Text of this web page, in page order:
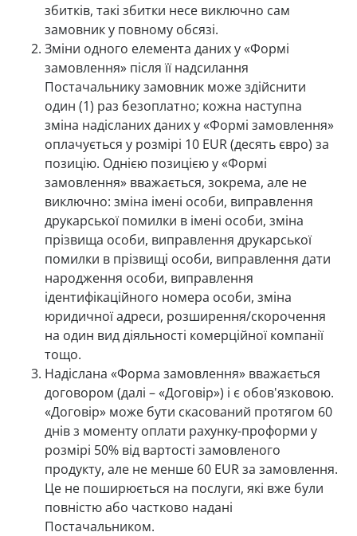
збитків, такі збитки несе виключно сам
замовник у повному обсязі.
Зміни одного елемента даних у «Формі
замовлення» після її надсилання
Постачальнику замовник може здійснити
один (1) раз безоплатно; кожна наступна
зміна надісланих даних у «Формі замовлення»
оплачується у розмірі 10 EUR (десять євро) за
позицію. Однією позицією у «Формі
замовлення» вважається, зокрема, але не
виключно: зміна імені особи, виправлення
друкарської помилки в імені особи, зміна
прізвища особи, виправлення друкарської
помилки в прізвищі особи, виправлення дати
народження особи, виправлення
ідентифікаційного номера особи, зміна
юридичної адреси, розширення/скорочення
на один вид діяльності комерційної компанії
тощо.
Надіслана «Форма замовлення» вважається
договором (далі – «Договір») і є обов'язковою.
«Договір» може бути скасований протягом 60
днів з моменту оплати рахунку-проформи у
розмірі 50% від вартості замовленого
продукту, але не менше 60 EUR за замовлення.
Це не поширюється на послуги, які вже були
повністю або частково надані
Постачальником.